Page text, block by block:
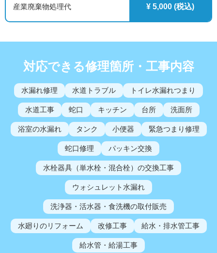
産業廃棄物処理代 ¥ 5,000 (税込)
対応できる修理箇所・工事内容
水漏れ修理 水道トラブル トイレ水漏れつまり
水道工事 蛇口 キッチン 台所 洗面所
浴室の水漏れ タンク 小便器 緊急つまり修理
蛇口修理 パッキン交換
水栓器具（単水栓・混合栓）の交換工事
ウォシュレット水漏れ
洗浄器・活水器・食洗機の取付販売
水廻りのリフォーム 改修工事 給水・排水管工事
給水管・給湯工事